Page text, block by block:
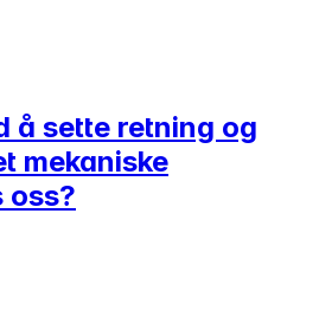
å sette retning og
mekaniske
oss?